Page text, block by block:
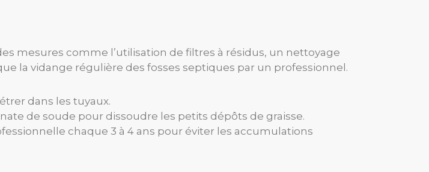
mesures comme l’utilisation de filtres à résidus, un nettoyage
la vidange régulière des fosses septiques par un professionnel.
dans les tuyaux.
de soude pour dissoudre les petits dépôts de graisse.
chaque 3 à 4 ans pour éviter les accumulations